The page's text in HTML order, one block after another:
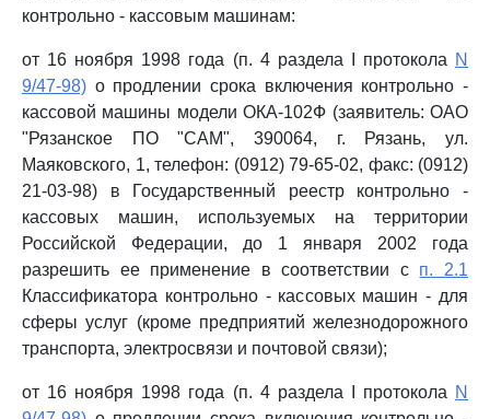
контрольно - кассовым машинам:
от 16 ноября 1998 года (п. 4 раздела I протокола N
9/47-98) о продлении срока включения контрольно -
кассовой машины модели ОКА-102Ф (заявитель: ОАО
"Рязанское ПО "САМ", 390064, г. Рязань, ул.
Маяковского, 1, телефон: (0912) 79-65-02, факс: (0912)
21-03-98) в Государственный реестр контрольно -
кассовых машин, используемых на территории
Российской Федерации, до 1 января 2002 года
разрешить ее применение в соответствии с п. 2.1
Классификатора контрольно - кассовых машин - для
сферы услуг (кроме предприятий железнодорожного
транспорта, электросвязи и почтовой связи);
от 16 ноября 1998 года (п. 4 раздела I протокола N